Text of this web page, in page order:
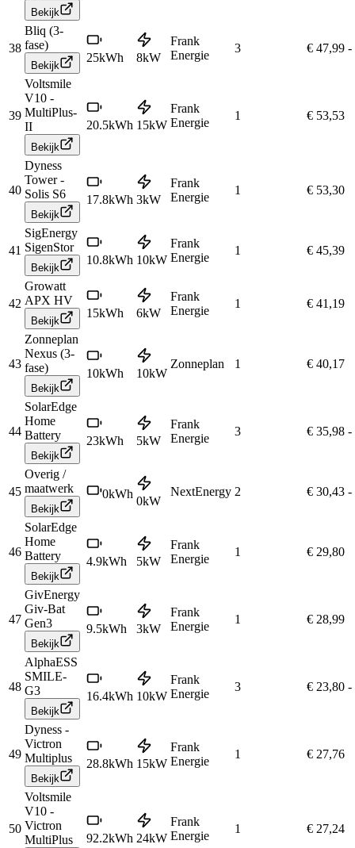
Bekijk
38
Bliq (3-
fase)
Bekijk
25kWh 8kW
Frank
Energie
3 € 47,99 -
39
Voltsmile
V10 -
MultiPlus-
II
Bekijk
20.5kWh 15kW
Frank
Energie
1 € 53,53
40
Dyness
Tower -
Solis S6
Bekijk
17.8kWh 3kW
Frank
Energie
1 € 53,30
41
SigEnergy
SigenStor
Bekijk
10.8kWh 10kW
Frank
Energie
1 € 45,39
42
Growatt
APX HV
Bekijk
15kWh 6kW
Frank
Energie
1 € 41,19
43
Zonneplan
Nexus (3-
fase)
Bekijk
10kWh 10kW
Zonneplan 1 € 40,17
44
SolarEdge
Home
Battery
Bekijk
23kWh 5kW
Frank
Energie
3 € 35,98 -
45
Overig /
maatwerk
Bekijk
0kWh
0kW
NextEnergy 2 € 30,43 -
46
SolarEdge
Home
Battery
Bekijk
4.9kWh 5kW
Frank
Energie
1 € 29,80
47
GivEnergy
Giv-Bat
Gen3
Bekijk
9.5kWh 3kW
Frank
Energie
1 € 28,99
48
AlphaESS
SMILE-
G3
Bekijk
16.4kWh 10kW
Frank
Energie
3 € 23,80 -
49
Dyness -
Victron
Multiplus
Bekijk
28.8kWh 15kW
Frank
Energie
1 € 27,76
50
Voltsmile
V10 -
Victron
MultiPlus
92.2kWh 24kW
Frank
Energie
1 € 27,24